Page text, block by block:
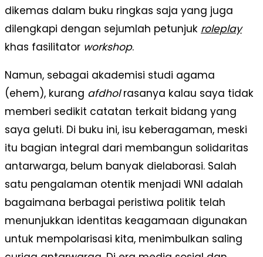
dikemas dalam buku ringkas saja yang juga
dilengkapi dengan sejumlah petunjuk roleplay
khas fasilitator workshop.
Namun, sebagai akademisi studi agama
(ehem), kurang afdholrasanya kalau saya tidak
memberi sedikit catatan terkait bidang yang
saya geluti. Di buku ini, isu keberagaman, meski
itu bagian integral dari membangun solidaritas
antarwarga, belum banyak dielaborasi. Salah
satu pengalaman otentik menjadi WNI adalah
bagaimana berbagai peristiwa politik telah
menunjukkan identitas keagamaan digunakan
untuk mempolarisasi kita, menimbulkan saling